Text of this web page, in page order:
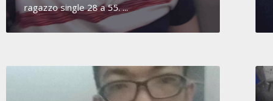
ragazzo single 28 a 55. ...